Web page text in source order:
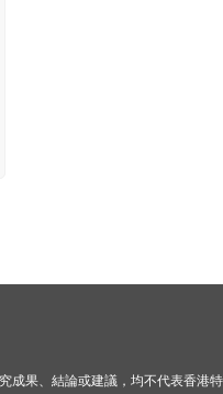
果、結論或建議，均不代表香港